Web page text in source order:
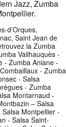
Jazz, Zumba
d’Orques,
Saint Jean de
la Zumba
Vailhauquès -
- Zumba Aniane -
- Zumba
- Salsa
- Zumba
Montarnaud -
– Salsa
Montpellier -
- Salsa Saint-